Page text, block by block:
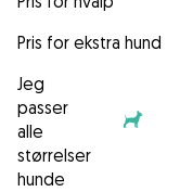
Pris for ekstra hund
Jeg
passer
alle
størrelser
hunde